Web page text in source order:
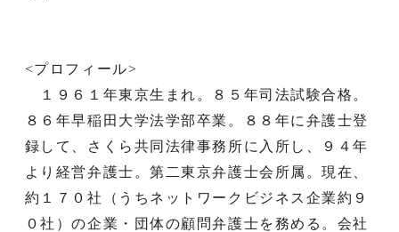
<プロフィール>
１９６１年東京生まれ。８５年司法試験合格。
８６年早稲田大学法学部卒業。８８年に弁護士登
録して、さくら共同法律事務所に入所し、９４年
より経営弁護士。第二東京弁護士会所属。現在、
約１７０社（うちネットワークビジネス企業約９
０社）の企業・団体の顧問弁護士を務める。会社